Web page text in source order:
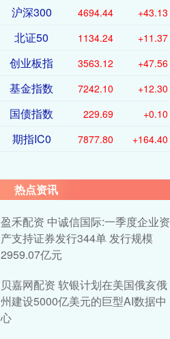
沪深300 4694.44 +43.13
北证50 1134.24 +11.37
创业板指 3563.12 +47.56
基金指数 7242.10 +12.30
国债指数 229.69 +0.10
期指IC0 7877.80 +164.40
热点资讯
盈禾配资 中诚信国际:一季度企业资
产支持证券发行344单 发行规模
2959.07亿元
贝嘉网配资 软银计划在美国俄亥俄
州建设5000亿美元的巨型AI数据中
心